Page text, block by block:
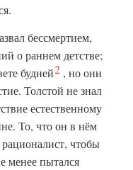
бессмертием,
о раннем детстве;
будней2 , но они
Толстой не знал
естественному
То, что он в нём
чтобы
менее пытался